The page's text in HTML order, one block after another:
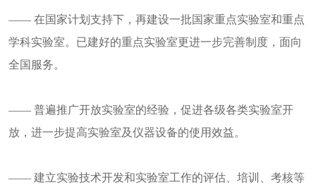
—— 在国家计划支持下，再建设一批国家重点实验室和重点
学科实验室。已建好的重点实验室更进一步完善制度，面向
全国服务。
—— 普遍推广开放实验室的经验，促进各级各类实验室开
放，进一步提高实验室及仪器设备的使用效益。
—— 建立实验技术开发和实验室工作的评估、培训、考核等